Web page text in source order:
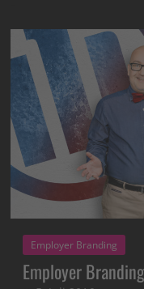
Employer Branding
Employer